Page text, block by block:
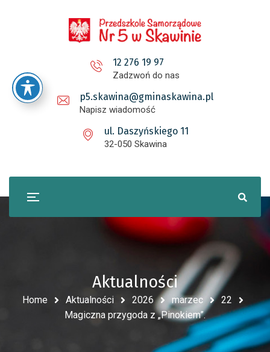
12 276 19 97
Zadzwoń do nas
p5.skawina@gminaskawina.pl
Napisz wiadomość
ul. Daszyńskiego 11
32-050 Skawina
Aktualności
Home Aktualności 2026 marzec
22
Magiczna przygoda z „Pinokiem”.